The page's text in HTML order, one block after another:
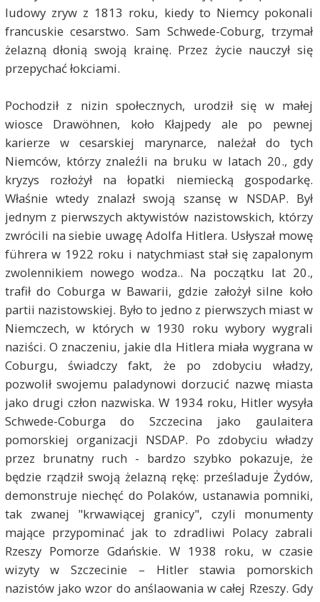
ludowy zryw z 1813 roku, kiedy to Niemcy pokonali
francuskie cesarstwo. Sam Schwede-Coburg, trzymał
żelazną dłonią swoją krainę. Przez życie nauczył się
przepychać łokciami.
Pochodził z nizin społecznych, urodził się w małej
wiosce Drawöhnen, koło Kłajpedy ale po pewnej
karierze w cesarskiej marynarce, należał do tych
Niemców, którzy znaleźli na bruku w latach 20., gdy
kryzys rozłożył na łopatki niemiecką gospodarkę.
Właśnie wtedy znalazł swoją szansę w NSDAP. Był
jednym z pierwszych aktywistów nazistowskich, którzy
zwrócili na siebie uwagę Adolfa Hitlera. Usłyszał mowę
führera w 1922 roku i natychmiast stał się zapalonym
zwolennikiem nowego wodza.. Na początku lat 20.,
trafił do Coburga w Bawarii, gdzie założył silne koło
partii nazistowskiej. Było to jedno z pierwszych miast w
Niemczech, w których w 1930 roku wybory wygrali
naziści. O znaczeniu, jakie dla Hitlera miała wygrana w
Coburgu, świadczy fakt, że po zdobyciu władzy,
pozwolił swojemu paladynowi dorzucić nazwę miasta
jako drugi człon nazwiska. W 1934 roku, Hitler wysyła
Schwede-Coburga do Szczecina jako gaulaitera
pomorskiej organizacji NSDAP. Po zdobyciu władzy
przez brunatny ruch - bardzo szybko pokazuje, że
będzie rządził swoją żelazną rękę: prześladuje Żydów,
demonstruje niechęć do Polaków, ustanawia pomniki,
tak zwanej "krwawiącej granicy", czyli monumenty
mające przypominać jak to zdradliwi Polacy zabrali
Rzeszy Pomorze Gdańskie. W 1938 roku, w czasie
wizyty w Szczecinie – Hitler stawia pomorskich
nazistów jako wzor do anślaowania w całej Rzeszy. Gdy